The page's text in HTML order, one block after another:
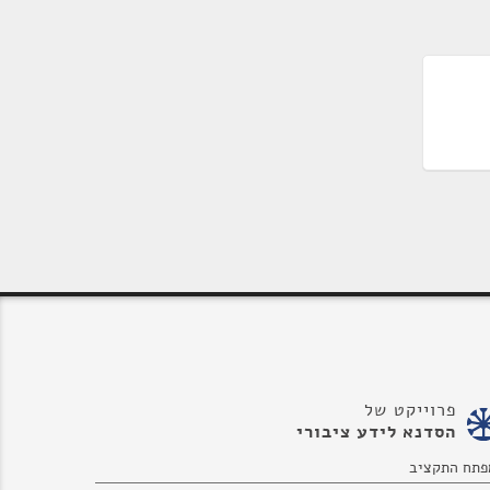
פרוייקט של
הסדנא לידע ציבורי
התקציב